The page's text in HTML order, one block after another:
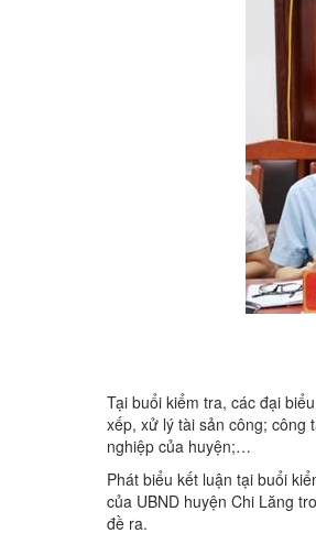
Tại buổi kiểm tra, các đại
xếp, xử lý tài sản công; công
nghiệp của huyện;…
Phát biểu kết luận tại buổi
của UBND huyện Chi Lăng
đề ra.